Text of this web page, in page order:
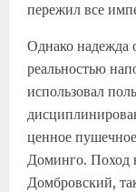
пережил все
Однако надежда
реальностью
использовал
ценное
Доминго. Поход
Домбровский,